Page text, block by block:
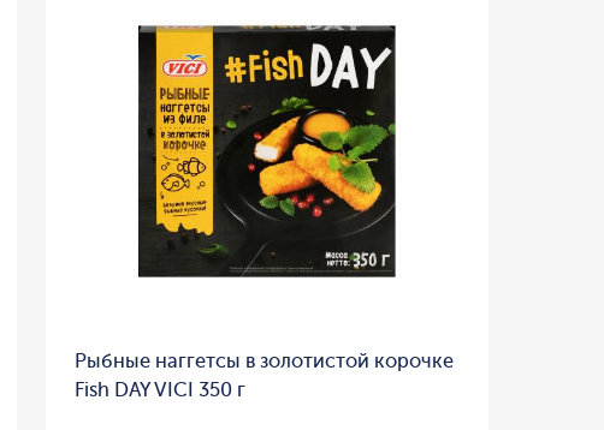
Рыбные наггетсы в золотистой корочке
Fish DAY VICI 350 г